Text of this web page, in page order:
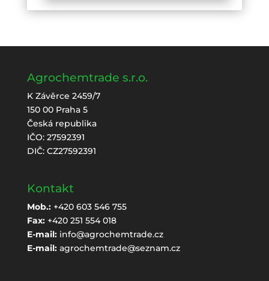
Agrochemtrade s.r.o.
K Závěrce 2459/7
150 00 Praha 5
Česká republika
IČO: 27592391
DIČ: CZ27592391
Kontakt
Mob.:+420 603 546 755
Fax:+420 251 554 018
E-mail: info@agrochemtrade.cz
E-mail: agrochemtrade@seznam.cz